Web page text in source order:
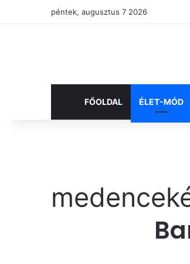
péntek, augusztus 7 2026
FŐOLDAL ÉLET-MÓD
medence